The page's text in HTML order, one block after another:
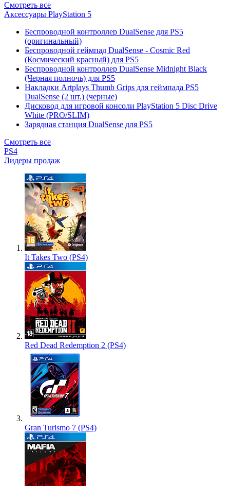
Смотреть все
Аксессуары PlayStation 5
Беспроводной контроллер DualSense для PS5
(оригинальный)
Беспроводной геймпад DualSense - Cosmic Red
(Космический красный) для PS5
Беспроводной контроллер DualSense Midnight Black
(Черная полночь) для PS5
Накладки Artplays Thumb Grips для геймпада PS5
DualSense (2 шт.) (черные)
Дисковод для игровой консоли PlayStation 5 Disc Drive
White (PRO/SLIM)
Зарядная станция DualSense для PS5
Смотреть все
PS4
Лидеры продаж
It Takes Two (PS4)
Red Dead Redemption 2 (PS4)
Gran Turismo 7 (PS4)